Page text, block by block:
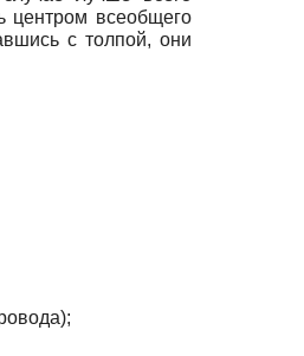
центром всеобщего
с толпой, они